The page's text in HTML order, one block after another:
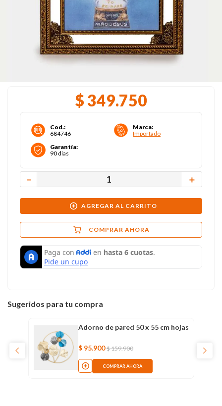
$ 349.750
Cod.:
684746
Marca:
Importado
Garantía:
90 días
＋
－
AGREGAR AL CARRITO
COMPRAR AHORA
Sugeridos para tu compra
Adorno de pared 50 x 55 cm hojas
$ 95.900 $159.900
COMPRAR AHORA